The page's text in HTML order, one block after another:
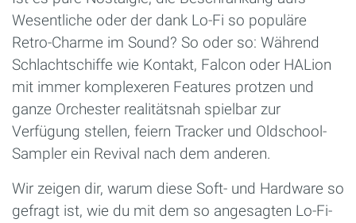
Wesentliche oder der dank Lo-Fi so populäre
Retro-Charme im Sound? So oder so: Während
Schlachtschiffe wie Kontakt, Falcon oder HALion
mit immer komplexeren Features protzen und
ganze Orchester realitätsnah spielbar zur
Verfügung stellen, feiern Tracker und Oldschool-
Sampler ein Revival nach dem anderen.
Wir zeigen dir, warum diese Soft- und Hardware so
gefragt ist, wie du mit dem so angesagten Lo-Fi-